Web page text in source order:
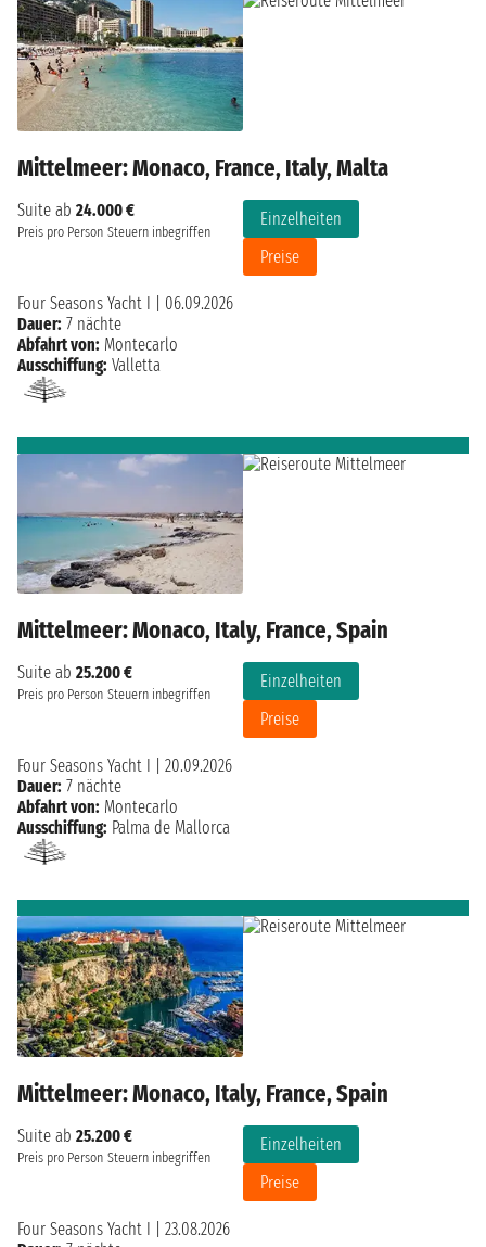
Mittelmeer: Monaco, France, Italy, Malta
Suite ab 24.000 €
Preis pro Person Steuern inbegriffen
Einzelheiten
Preise
Four Seasons Yacht I
06.09.2026
Dauer: 7 nächte
Abfahrt von: Montecarlo
Ausschiffung: Valletta
Mittelmeer: Monaco, Italy, France, Spain
Suite ab 25.200 €
Preis pro Person Steuern inbegriffen
Einzelheiten
Preise
Four Seasons Yacht I
20.09.2026
Dauer: 7 nächte
Abfahrt von: Montecarlo
Ausschiffung: Palma de Mallorca
Mittelmeer: Monaco, Italy, France, Spain
Suite ab 25.200 €
Preis pro Person Steuern inbegriffen
Einzelheiten
Preise
Four Seasons Yacht I
23.08.2026